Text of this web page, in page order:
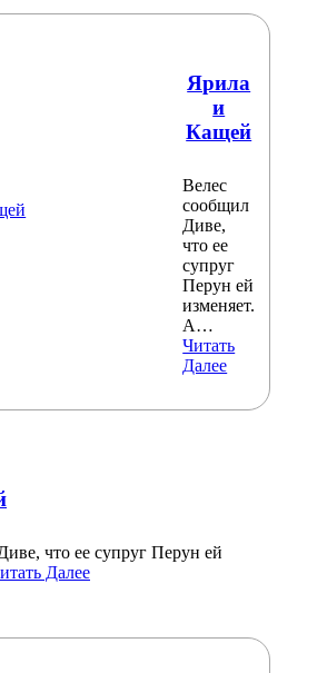
Ярила
и
Кащей
Велес
сообщил
Диве,
что ее
супруг
Перун ей
изменяет.
А…
Читать
Далее
что ее супруг Перун ей
Далее